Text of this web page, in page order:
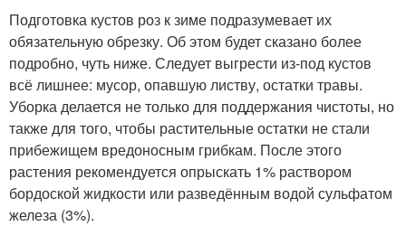
Подготовка кустов роз к зиме подразумевает их
обязательную обрезку. Об этом будет сказано более
подробно, чуть ниже. Следует выгрести из-под кустов
всё лишнее: мусор, опавшую листву, остатки травы.
Уборка делается не только для поддержания чистоты, но
также для того, чтобы растительные остатки не стали
прибежищем вредоносным грибкам. После этого
растения рекомендуется опрыскать 1% раствором
бордоской жидкости или разведённым водой сульфатом
железа (3%).